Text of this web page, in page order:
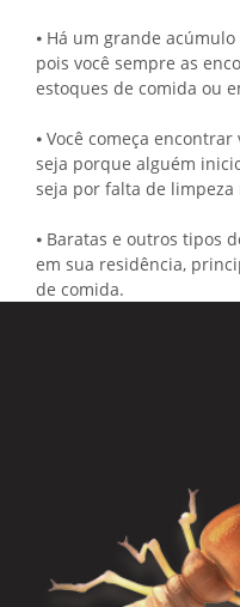
⦁ Há um grande
pois você sempre as
estoques de comida ou
⦁ Você começa
seja porque alguém
seja por falta de
⦁ Baratas e outros tipos
em sua residência,
de comida.